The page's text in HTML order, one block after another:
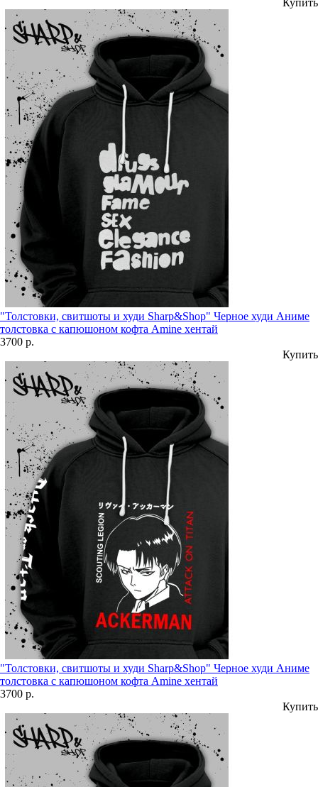
Купить
"Толстовки, свитшоты и худи Sharp&Shop" Черное худи Аниме
толстовка с капюшоном кофта Amine хентай
3700 р.
Купить
"Толстовки, свитшоты и худи Sharp&Shop" Черное худи Аниме
толстовка с капюшоном кофта Amine хентай
3700 р.
Купить